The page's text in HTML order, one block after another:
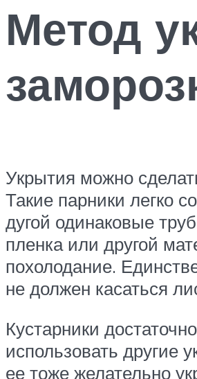
Метод
Укрытия можно
Такие парники легко
дугой одинаковые
пленка или другой
похолодание.
не должен касаться
Кустарники
использовать другие
ее тоже желательно